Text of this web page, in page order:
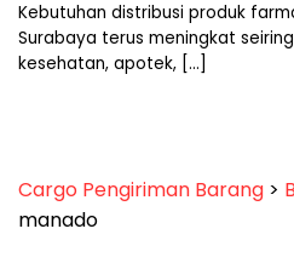
Kebutuhan distribusi produk
Surabaya terus meningkat
kesehatan, apotek, [...]
Cargo Pengiriman Barang >
manado